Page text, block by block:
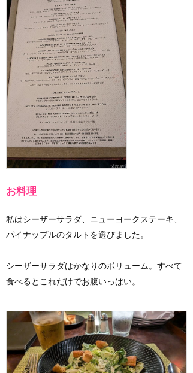
お料理
私はシーザーサラダ、ニューヨークステーキ、
パイナップルのタルトを選びました。
シーザーサラダはかなりのボリューム。すべて
食べるとこれだけでお腹いっぱい。